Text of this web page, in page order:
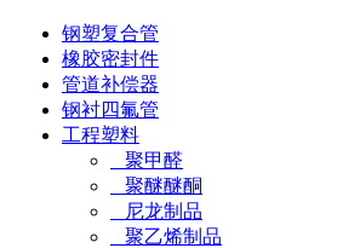
钢塑复合管
橡胶密封件
管道补偿器
钢衬四氟管
工程塑料
聚甲醛
聚醚醚酮
尼龙制品
聚乙烯制品